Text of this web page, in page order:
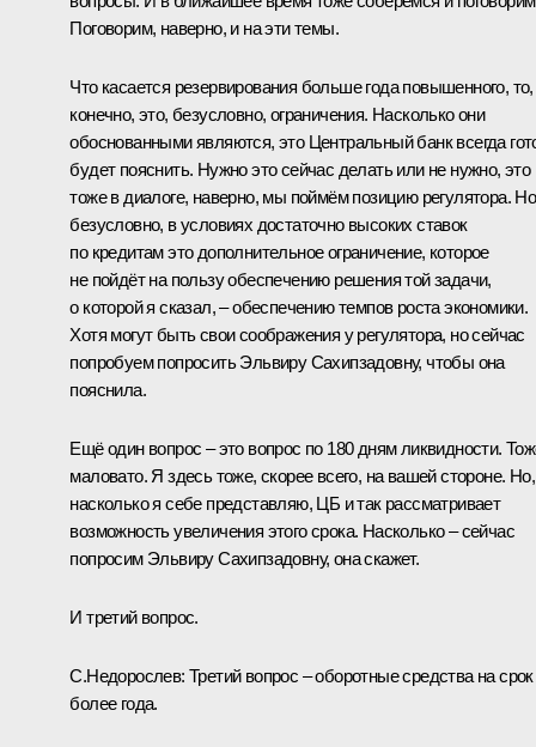
Поговорим, наверно, и на эти темы.
Что касается резервирования больше года повышенного, то,
конечно, это, безусловно, ограничения. Насколько они
обоснованными являются, это Центральный банк всегда
будет пояснить. Нужно это сейчас делать или не нужно, это
тоже в диалоге, наверно, мы поймём позицию регулятора.
безусловно, в условиях достаточно высоких ставок
по кредитам это дополнительное ограничение, которое
не пойдёт на пользу обеспечению решения той задачи,
о которой я сказал, – обеспечению темпов роста экономики.
Хотя могут быть свои соображения у регулятора, но сейчас
попробуем попросить Эльвиру Сахипзадовну, чтобы она
пояснила.
Ещё один вопрос – это вопрос по 180 дням ликвидности.
маловато. Я здесь тоже, скорее всего, на вашей стороне. Но,
насколько я себе представляю, ЦБ и так рассматривает
возможность увеличения этого срока. Насколько – сейчас
попросим Эльвиру Сахипзадовну, она скажет.
И третий вопрос.
С.Недорослев: Третий вопрос – оборотные средства на срок
более года.